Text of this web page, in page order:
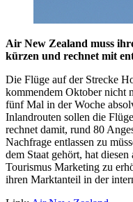
Air New Zealand muss
kürzen und rechnet mit
Die Flüge auf der Strecke
kommendem Oktober nicht
fünf Mal in der Woche
Inlandrouten sollen die
rechnet damit, rund 80
Nachfrage entlassen zu
dem Staat gehört, hat
Tourismus Marketing zu
ihren Marktanteil in der